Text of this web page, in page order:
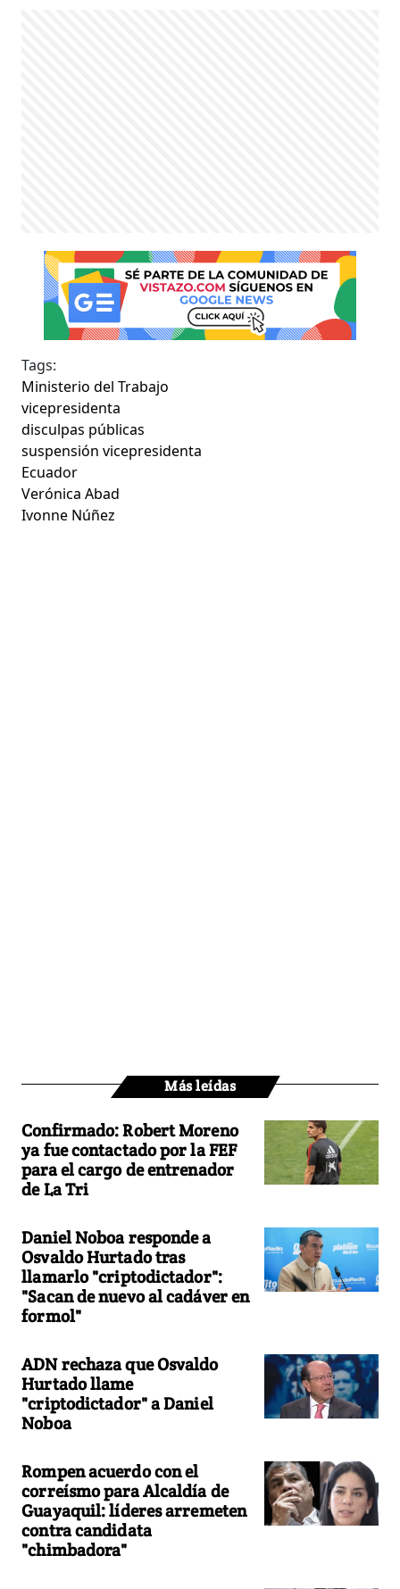
Tags:
Ministerio del Trabajo
vicepresidenta
disculpas públicas
suspensión vicepresidenta
Ecuador
Verónica Abad
Ivonne Núñez
Más leídas
Confirmado: Robert Moreno
ya fue contactado por la FEF
para el cargo de entrenador
de La Tri
Daniel Noboa responde a
Osvaldo Hurtado tras
llamarlo "criptodictador":
"Sacan de nuevo al cadáver en
formol"
ADN rechaza que Osvaldo
Hurtado llame
"criptodictador" a Daniel
Noboa
Rompen acuerdo con el
correísmo para Alcaldía de
Guayaquil: líderes arremeten
contra candidata
"chimbadora"